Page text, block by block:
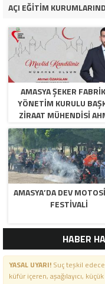
AMASYA ŞEKER
YÖNETIM KURULU
ZIRAAT MÜHENDISI
ÖZARSLAN’IN MEVLID
MESAJI
AMASYA’DA DEV
FESTIVALI
HABER
YASAL UYARI!Suç teşkil
küfür içeren, aşağılayıcı,